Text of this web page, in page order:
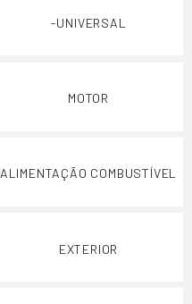
-UNIVERSAL
MOTOR
ALIMENTAÇÃO COMBUSTÍVEL
EXTERIOR